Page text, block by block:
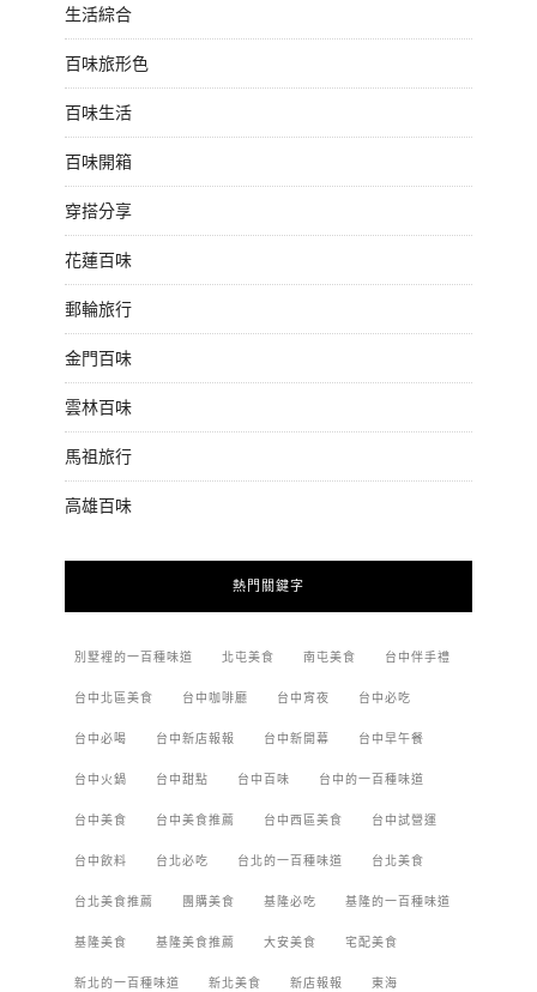
生活綜合
百味旅形色
百味生活
百味開箱
穿搭分享
花蓮百味
郵輪旅行
金門百味
雲林百味
馬祖旅行
高雄百味
熱門關鍵字
別墅裡的一百種味道 北屯美食 南屯美食 台中伴手禮
台中北區美食 台中咖啡廳 台中宵夜 台中必吃
台中必喝 台中新店報報 台中新開幕 台中早午餐
台中火鍋 台中甜點 台中百味 台中的一百種味道
台中美食 台中美食推薦 台中西區美食 台中試營運
台中飲料 台北必吃 台北的一百種味道 台北美食
台北美食推薦 團購美食 基隆必吃 基隆的一百種味道
基隆美食 基隆美食推薦 大安美食 宅配美食
新北的一百種味道 新北美食 新店報報 東海